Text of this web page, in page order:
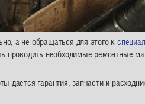
а не обращаться для этого к
проводить необходимые ремонтные
дается гарантия, запчасти и